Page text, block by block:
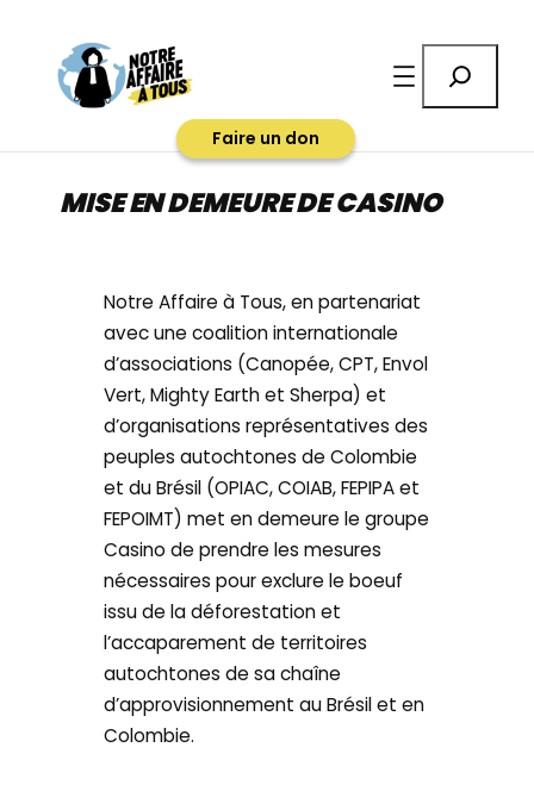
contenu
Faire un don
MISE EN DEMEURE DE CASINO
Notre Affaire à Tous, en partenariat
avec une coalition internationale
d’associations (Canopée, CPT, Envol
Vert, Mighty Earth et Sherpa) et
d’organisations représentatives des
peuples autochtones de Colombie
et du Brésil (OPIAC, COIAB, FEPIPA et
FEPOIMT) met en demeure le groupe
Casino de prendre les mesures
nécessaires pour exclure le boeuf
issu de la déforestation et
l’accaparement de territoires
autochtones de sa chaîne
d’approvisionnement au Brésil et en
Colombie.